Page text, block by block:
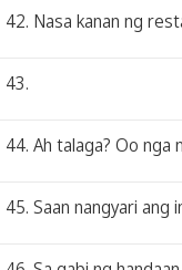
42. Nasa kanan ng
43.
44. Ah talaga? Oo nga
45. Saan nangyari ang